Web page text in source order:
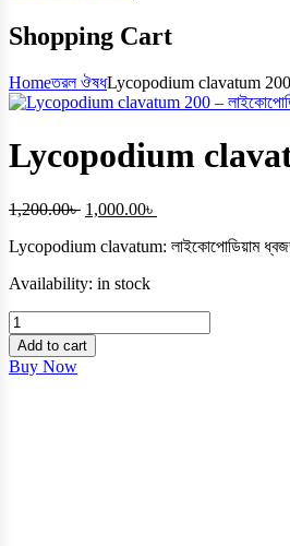
Shopping Cart
Homeতরল ঔষধLycopodium clavatum 200
Lycopodium
1,200.00৳ Original
was:
1,000.00৳
is:
Lycopodium clavatum: লাইকোপোডিয়াম
Availability: in stock
Lycopodium
clavatum
200
–
Add to cart
Buy Now